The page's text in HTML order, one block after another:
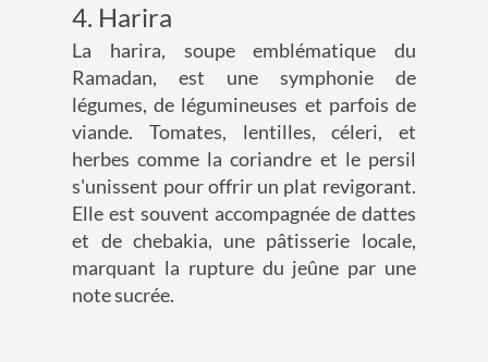
4. Harira
La harira, soupe emblématique du
Ramadan, est une symphonie de
légumes, de légumineuses et parfois de
viande. Tomates, lentilles, céleri, et
herbes comme la coriandre et le persil
s'unissent pour offrir un plat revigorant.
Elle est souvent accompagnée de dattes
et de chebakia, une pâtisserie locale,
marquant la rupture du jeûne par une
note sucrée.